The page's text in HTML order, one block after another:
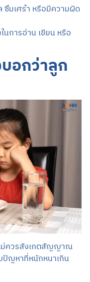
ซึมเศร้า หรือมีความผิด
การอ่าน เขียน หรือ
อกว่าลูก
ม่ควรสังเกตสัญญาณ
ญหาที่หนักหนาเกิน